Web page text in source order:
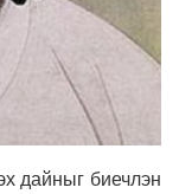
дайныг биечлэн